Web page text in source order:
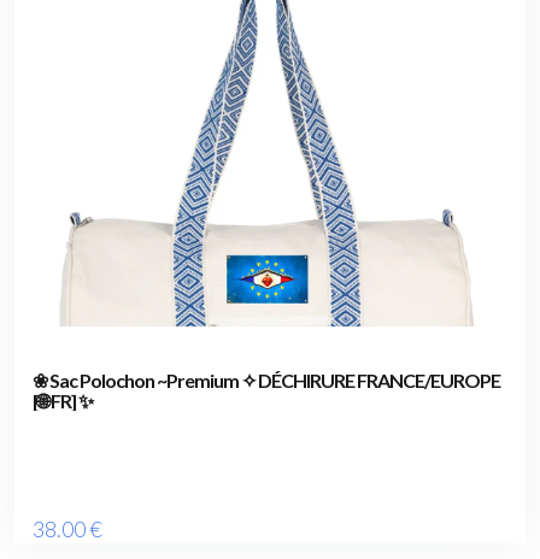
❀ Sac Polochon ~Premium ✧ DÉCHIRURE FRANCE/EUROPE
[🌐 FR] ✨
38.00€